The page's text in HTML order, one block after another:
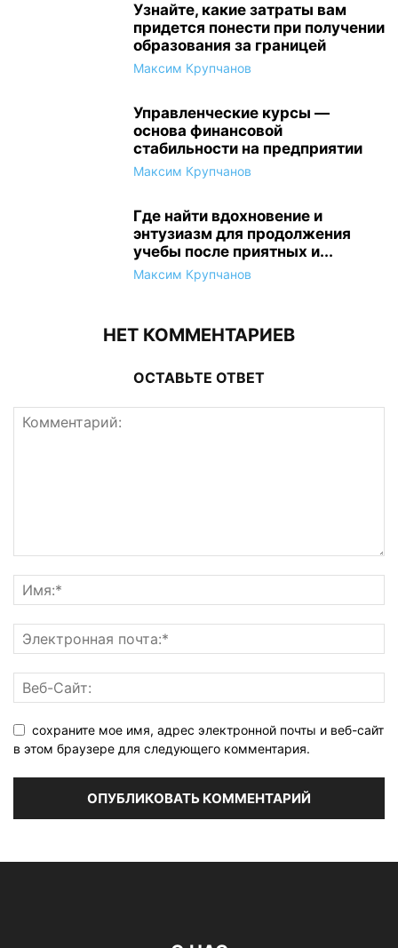
Узнайте, какие затраты вам
придется понести при получении
образования за границей
Максим Крупчанов
Управленческие курсы —
основа финансовой
стабильности на предприятии
Максим Крупчанов
Где найти вдохновение и
энтузиазм для продолжения
учебы после приятных и...
Максим Крупчанов
НЕТ КОММЕНТАРИЕВ
ОСТАВЬТЕ ОТВЕТ
сохраните мое имя, адрес электронной почты и веб-сайт
в этом браузере для следующего комментария.